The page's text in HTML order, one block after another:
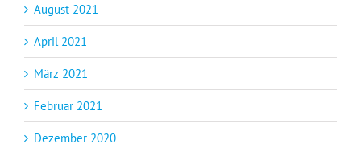
August 2021
April 2021
März 2021
Februar 2021
Dezember 2020